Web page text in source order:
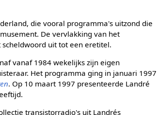
die vooral programma's uitzond die
De vervlakking van het
uit tot een eretitel.
vanaf 1984 wekelijks zijn eigen
Het programma ging in januari 1997
. Op 10 maart 1997 presenteerde Landré
transistorradio's uit Landrés